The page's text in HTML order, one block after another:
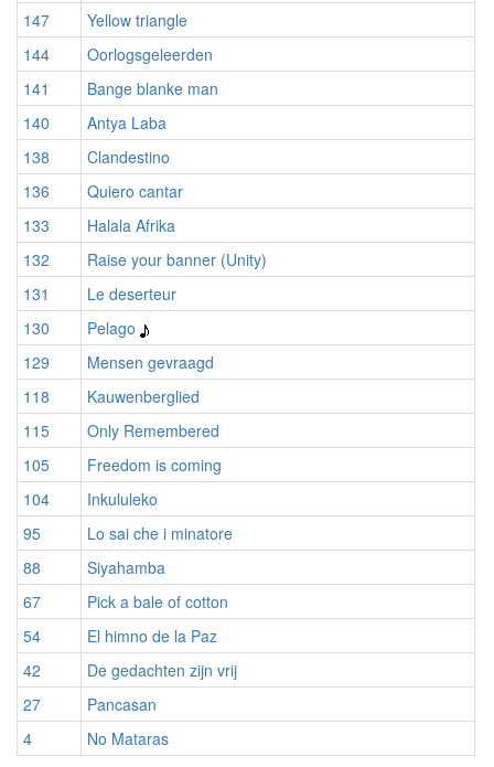
147
Yellow triangle
144
Oorlogsgeleerden
141
Bange blanke man
140
Antya Laba
138
Clandestino
136
Quiero cantar
133
Halala Afrika
132
Raise your banner (Unity)
131
Le deserteur
130
Pelago
129
Mensen gevraagd
118
Kauwenberglied
115
Only Remembered
105
Freedom is coming
104
Inkululeko
95
Lo sai che i minatore
88
Siyahamba
67
Pick a bale of cotton
54
El himno de la Paz
42
De gedachten zijn vrij
27
Pancasan
4
No Mataras